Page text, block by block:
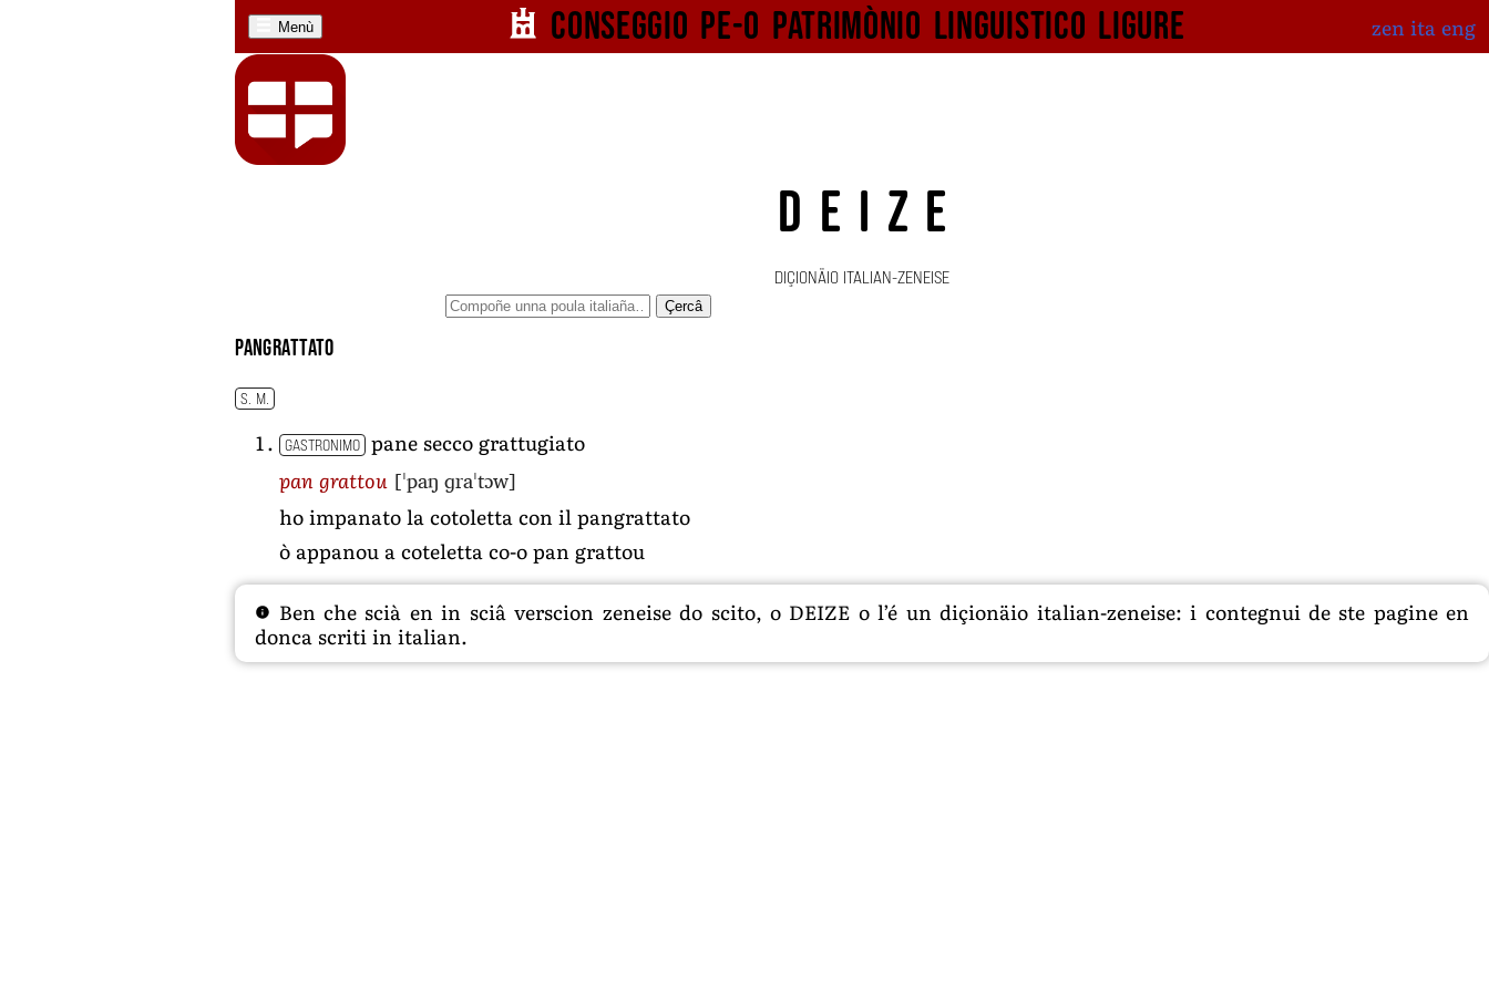
Menù Conseggio pe-o patrimònio linguistico ligure zen ita eng
DEIZE
DIÇIONÄIO ITALIAN-ZENEISE
Çercâ
pangrattato
S. M.
GASTRONIMO
pane secco grattugiato
pan grattou [ˈpaŋ ɡraˈtɔw]
ho impanato la cotoletta con il pangrattato
ò appanou a coteletta co-o pan grattou
Ben che scià en in sciâ verscion zeneise do scito, o DEIZE o l’é un diçionäio italian-zeneise: i contegnui de ste pagine en
donca scriti in italian.